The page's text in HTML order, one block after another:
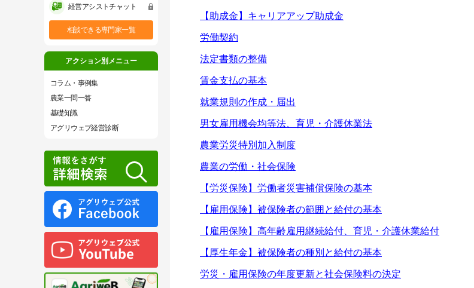
【助成金】キャリアアップ助成金
労働契約
法定書類の整備
賃金支払の基本
就業規則の作成・届出
男女雇用機会均等法、育児・介護休業法
農業労災特別加入制度
農業の労働・社会保険
【労災保険】労働者災害補償保険の基本
【雇用保険】被保険者の範囲と給付の基本
【雇用保険】高年齢雇用継続給付、育児・介護休業給付
【厚生年金】被保険者の種別と給付の基本
労災・雇用保険の年度更新と社会保険料の決定
経営アシストチャット
相談できる専門家一覧
アクション別メニュー
コラム・事例集
農業一問一答
基礎知識
アグリウェブ経営診断